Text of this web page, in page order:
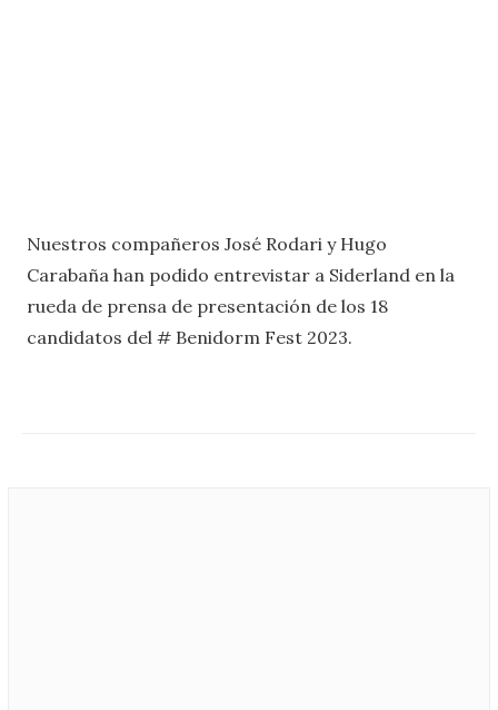
Nuestros compañeros José Rodari y Hugo
Carabaña han podido entrevistar a Siderland en la
rueda de prensa de presentación de los 18
candidatos del # Benidorm Fest 2023.